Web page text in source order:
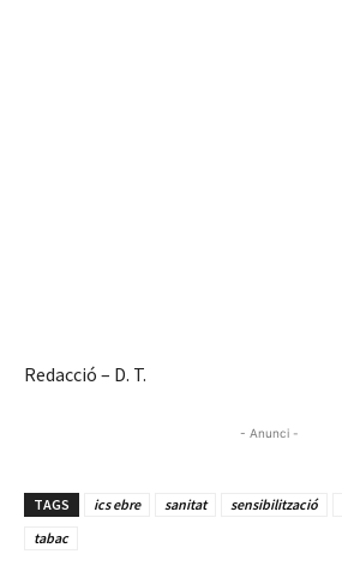
Redacció – D. T.
- Anunci -
TAGS ics ebre sanitat sensibilització
tabac